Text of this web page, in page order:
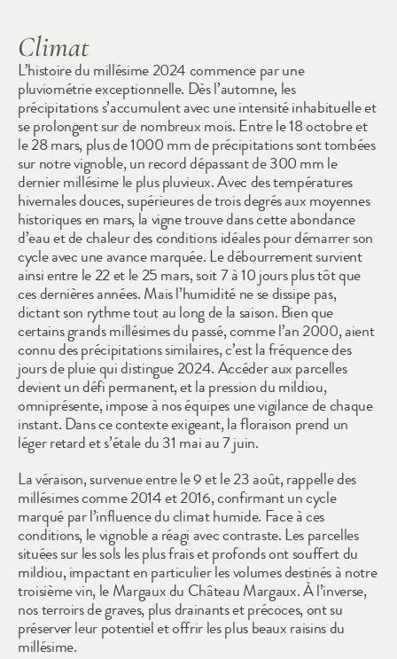
Climat
L’histoire du millésime 2024 commence par une
pluviométrie exceptionnelle. Dès l’automne, les
précipitations s’accumulent avec une intensité inhabituelle et
se prolongent sur de nombreux mois. Entre le 18 octobre et
le 28 mars, plus de 1000 mm de précipitations sont tombées
sur notre vignoble, un record dépassant de 300 mm le
dernier millésime le plus pluvieux. Avec des températures
hivernales douces, supérieures de trois degrés aux moyennes
historiques en mars, la vigne trouve dans cette abondance
d’eau et de chaleur des conditions idéales pour démarrer son
cycle avec une avance marquée. Le débourrement survient
ainsi entre le 22 et le 25 mars, soit 7 à 10 jours plus tôt que
ces dernières années. Mais l’humidité ne se dissipe pas,
dictant son rythme tout au long de la saison. Bien que
certains grands millésimes du passé, comme l’an 2000, aient
connu des précipitations similaires, c’est la fréquence des
jours de pluie qui distingue 2024. Accéder aux parcelles
devient un défi permanent, et la pression du mildiou,
omniprésente, impose à nos équipes une vigilance de chaque
instant. Dans ce contexte exigeant, la floraison prend un
léger retard et s’étale du 31 mai au 7 juin.
La véraison, survenue entre le 9 et le 23 août, rappelle des
millésimes comme 2014 et 2016, confirmant un cycle
marqué par l’influence du climat humide. Face à ces
conditions, le vignoble a réagi avec contraste. Les parcelles
situées sur les sols les plus frais et profonds ont souffert du
mildiou, impactant en particulier les volumes destinés à notre
troisième vin, le Margaux du Château Margaux. À l’inverse,
nos terroirs de graves, plus drainants et précoces, ont su
préserver leur potentiel et offrir les plus beaux raisins du
millésime.